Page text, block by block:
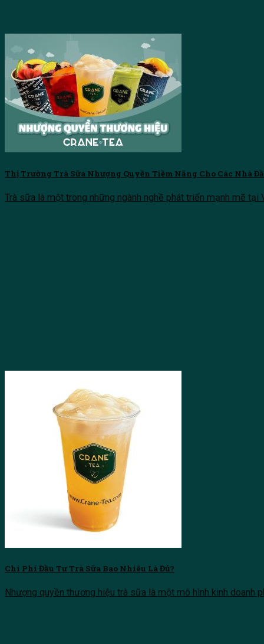
Thị Trường Trà Sữa Nhượng Quyền Tiềm Năng Cho Các Nhà
Trà sữa là một trong những ngành nghề phát triển mạnh mẽ tại
Chi Phí Đầu Tư Trà Sữa Bao Nhiêu Là Đủ?
Nhượng quyền thương hiệu trà sữa là một mô hình kinh doanh